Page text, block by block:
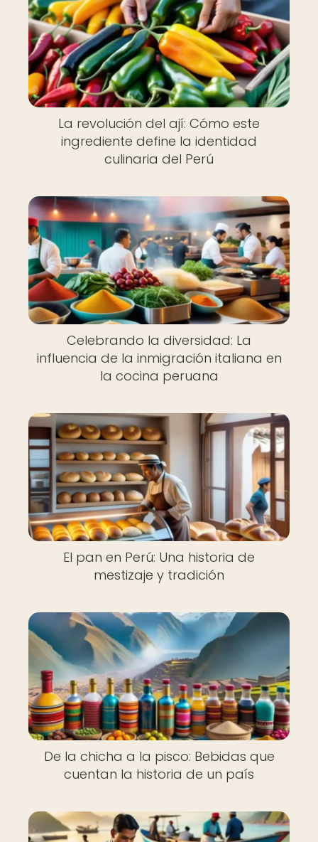
La revolución del ají: Cómo este
ingrediente define la identidad
culinaria del Perú
Celebrando la diversidad: La
influencia de la inmigración italiana en
la cocina peruana
El pan en Perú: Una historia de
mestizaje y tradición
De la chicha a la pisco: Bebidas que
cuentan la historia de un país